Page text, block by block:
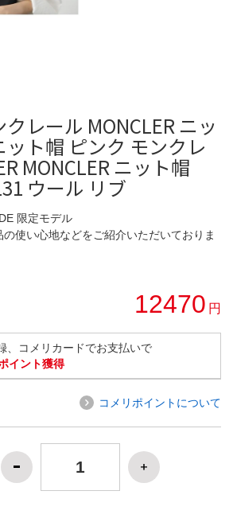
レール MONCLER ニッ
ット帽 ピンク モンクレ
MONCLER ニット帽
ウール リブ
限定モデル
使い心地などをご紹介いただいておりま
12470 円
、コメリカードでお支払いで
イント獲得
コメリポイントについて